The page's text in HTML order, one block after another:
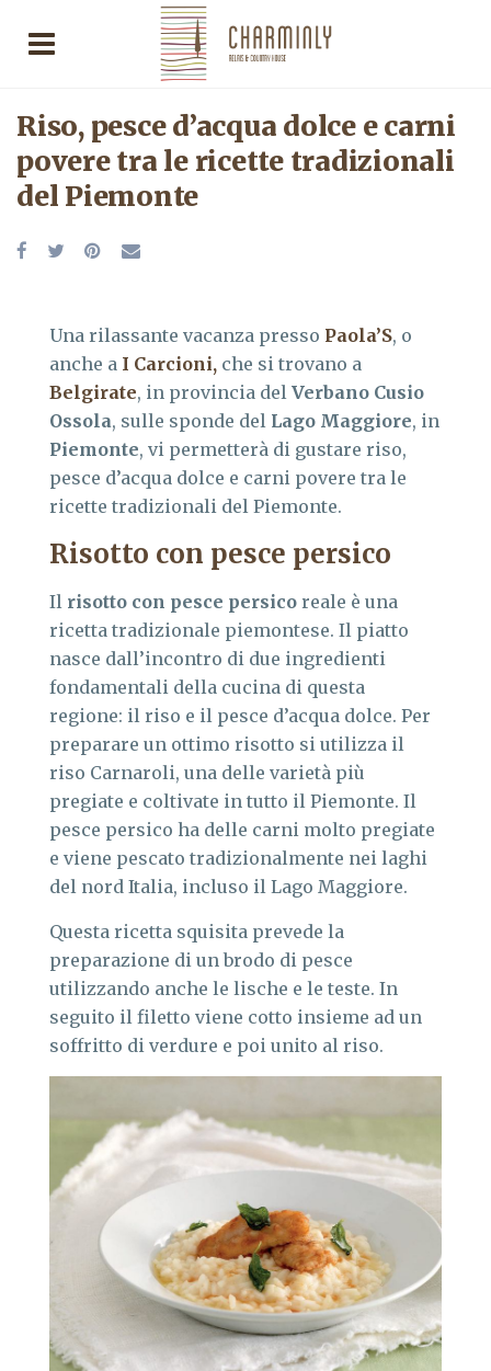
Riso, pesce d’acqua dolce e carni
povere tra le ricette tradizionali
del Piemonte
Una rilassante vacanza presso Paola’S, o
anche a I Carcioni, che si trovano a
Belgirate, in provincia del Verbano Cusio
Ossola, sulle sponde del Lago Maggiore, in
Piemonte, vi permetterà di gustare riso,
pesce d’acqua dolce e carni povere tra le
ricette tradizionali del Piemonte.
Risotto con pesce persico
Il risotto con pesce persico reale è una
ricetta tradizionale piemontese. Il piatto
nasce dall’incontro di due ingredienti
fondamentali della cucina di questa
regione: il riso e il pesce d’acqua dolce. Per
preparare un ottimo risotto si utilizza il
riso Carnaroli, una delle varietà più
pregiate e coltivate in tutto il Piemonte. Il
pesce persico ha delle carni molto pregiate
e viene pescato tradizionalmente nei laghi
del nord Italia, incluso il Lago Maggiore.
Questa ricetta squisita prevede la
preparazione di un brodo di pesce
utilizzando anche le lische e le teste. In
seguito il filetto viene cotto insieme ad un
soffritto di verdure e poi unito al riso.